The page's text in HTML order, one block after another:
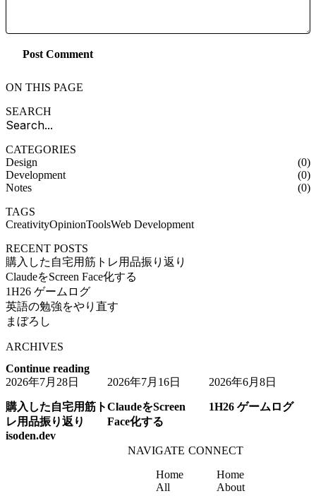
Post Comment
ON THIS PAGE
SEARCH
CATEGORIES
Design
(0)
Development
(0)
Notes
(0)
TAGS
CreativityOpinionToolsWeb Development
RECENT POSTS
購入した自宅用筋トレ用品振り返り
ClaudeをScreen Face化する
1H26 ゲームログ
英語の勉強をやり直す
まぼろし
ARCHIVES
Continue reading
2026年7月28日
購入した自宅用筋ト
レ用品振り返り
2026年7月16日
ClaudeをScreen
Face化する
2026年6月8日
1H26 ゲームログ
isoden.dev
NAVIGATE
Home
All
CONNECT
Home
About